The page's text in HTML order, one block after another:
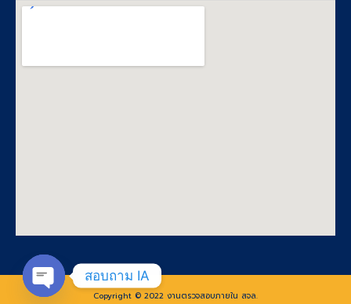
Copyright © 2022 งานตรวจสอบภายใน สจล.
สอบถาม IA
Open